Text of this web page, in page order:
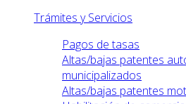
Trámites y Servicios
Pagos de tasas
Altas/bajas patentes
municipalizados
Altas/bajas patentes